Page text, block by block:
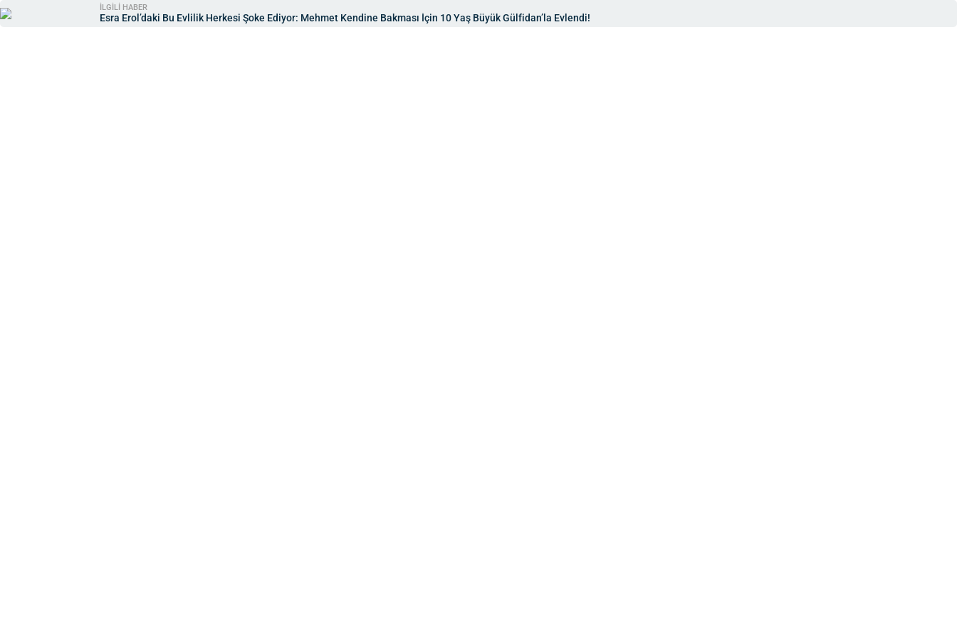
İLGİLİ HABER
Esra Erol’daki Bu Evlilik Herkesi Şoke Ediyor: Mehmet Kendine Bakması İçin 10 Yaş Büyük Gülfidan’la Evlendi!